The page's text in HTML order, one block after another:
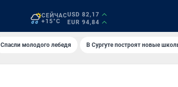
СЕЙЧАС
+15°C
USD 82,17
EUR 94,84
Спасли молодого лебедя В Сургуте построят новые